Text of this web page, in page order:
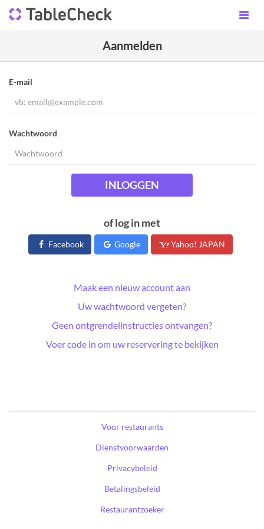
Aanmelden
E-mail
Wachtwoord
INLOGGEN
of log in met
Facebook Google Yahoo! JAPAN
Maak een nieuw account aan
Uw wachtwoord vergeten?
Geen ontgrendelinstructies ontvangen?
Voer code in om uw reservering te bekijken
Voor restaurants
Dienstvoorwaarden
Privacybeleid
Betalingsbeleid
Restaurantzoeker